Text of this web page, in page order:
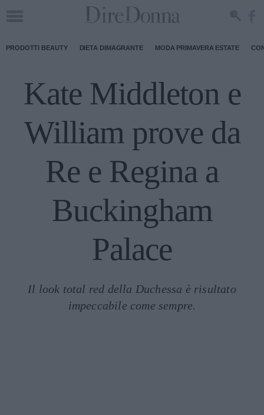
PRODOTTI BEAUTY DIETA DIMAGRANTE MODA PRIMAVERA ESTATE
Kate Middleton e
William prove da
Re e Regina a
Buckingham
Palace
Il look total red della Duchessa è risultato
impeccabile come sempre.